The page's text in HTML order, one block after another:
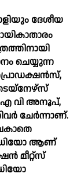
ദേശീയ
ചെയ്യുന്ന
എ വി അനൂപ്,
ചേര്‍ന്നാണ്.
ആണ്
മീറ്റ്സ്